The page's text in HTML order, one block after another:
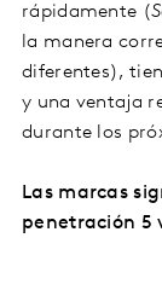
rápidamente (
la manera
diferentes),
y una ventaja
durante los
Las marcas
penetración 5